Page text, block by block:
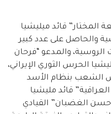
المختار” قائد ميليشيا
والحاصل على عدد كبير
والمدعو “فرحان
الحرس الثوري الإيراني،
الشعب بنظام الأسد
قائد مليشيا
الغضبان” القيادي